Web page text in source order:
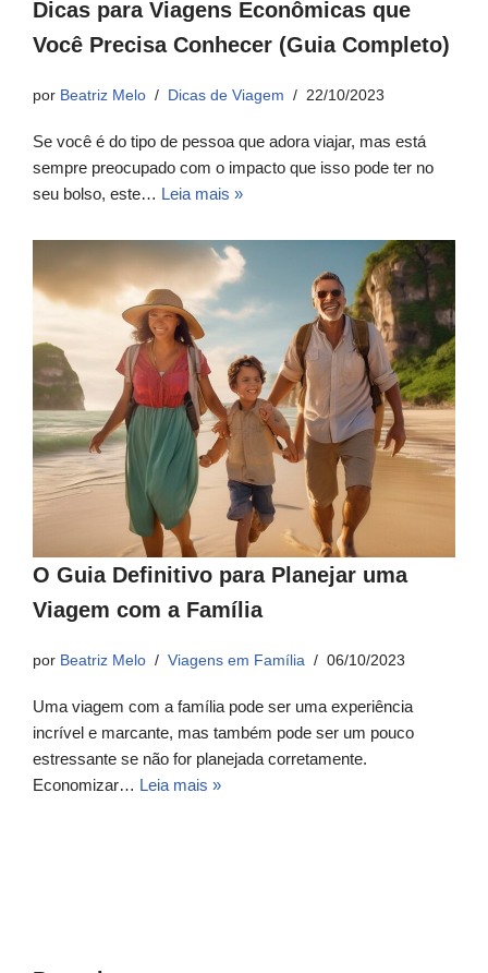
Dicas para Viagens Econômicas que
Você Precisa Conhecer (Guia Completo)
por Beatriz Melo Dicas de Viagem 22/10/2023
Se você é do tipo de pessoa que adora viajar, mas está
sempre preocupado com o impacto que isso pode ter no
seu bolso, este… Leia mais »
O Guia Definitivo para Planejar uma
Viagem com a Família
por Beatriz Melo Viagens em Família 06/10/2023
Uma viagem com a família pode ser uma experiência
incrível e marcante, mas também pode ser um pouco
estressante se não for planejada corretamente.
Economizar… Leia mais »